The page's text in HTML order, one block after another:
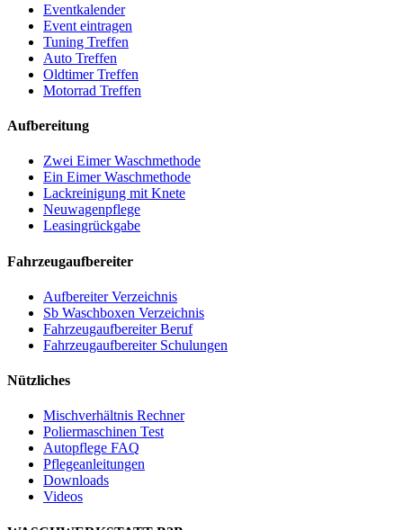
Eventkalender
Event eintragen
Tuning Treffen
Auto Treffen
Oldtimer Treffen
Motorrad Treffen
Aufbereitung
Zwei Eimer Waschmethode
Ein Eimer Waschmethode
Lackreinigung mit Knete
Neuwagenpflege
Leasingrückgabe
Fahrzeugaufbereiter
Aufbereiter Verzeichnis
Sb Waschboxen Verzeichnis
Fahrzeugaufbereiter Beruf
Fahrzeugaufbereiter Schulungen
Nützliches
Mischverhältnis Rechner
Poliermaschinen Test
Autopflege FAQ
Pflegeanleitungen
Downloads
Videos